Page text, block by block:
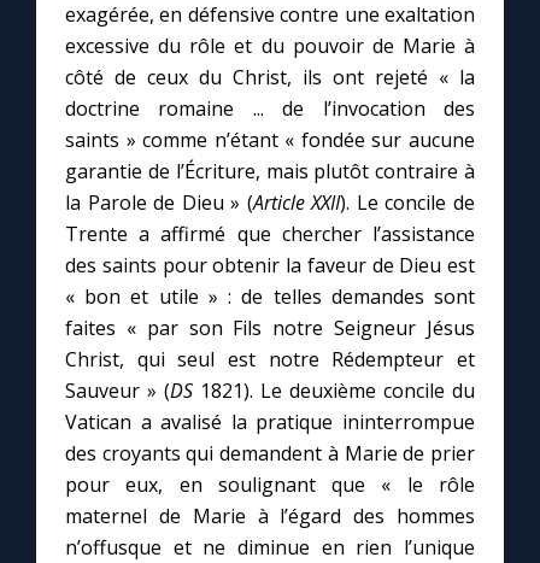
exagérée, en défensive contre une exaltation
excessive du rôle et du pouvoir de Marie à
côté de ceux du Christ, ils ont rejeté « la
doctrine romaine ... de l’invocation des
saints » comme n’étant « fondée sur aucune
garantie de l’Écriture, mais plutôt contraire à
la Parole de Dieu » (Article XXII). Le concile de
Trente a affirmé que chercher l’assistance
des saints pour obtenir la faveur de Dieu est
« bon et utile » : de telles demandes sont
faites « par son Fils notre Seigneur Jésus
Christ, qui seul est notre Rédempteur et
Sauveur » (DS 1821). Le deuxième concile du
Vatican a avalisé la pratique ininterrompue
des croyants qui demandent à Marie de prier
pour eux, en soulignant que « le rôle
maternel de Marie à l’égard des hommes
n’offusque et ne diminue en rien l’unique